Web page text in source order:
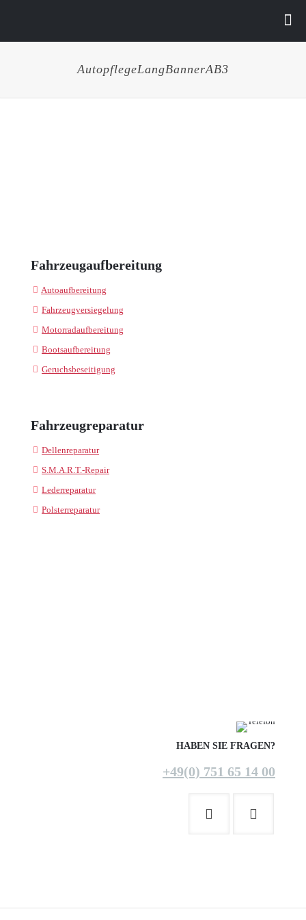
AutopflegeLangBannerAB3
Fahrzeugaufbereitung
Autoaufbereitung
Fahrzeugversiegelung
Motorradaufbereitung
Bootsaufbereitung
Geruchsbeseitigung
Fahrzeugreparatur
Dellenreparatur
S.M.A.R.T.-Repair
Lederreparatur
Polsterreparatur
HABEN SIE FRAGEN?
+49(0) 751 65 14 00